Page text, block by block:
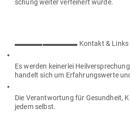
schung weiter ver­feinert wurde.
▬▬▬▬▬▬▬▬▬ Kontakt &
Es werden kei­nerlei
handelt sich um Erfah­rungs­werte
Die Ver­ant­wortung für Gesundheit,
jedem selbst.